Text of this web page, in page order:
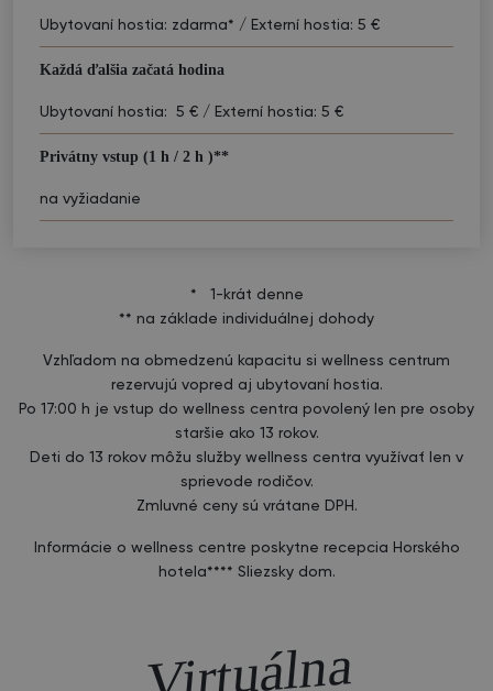
Ubytovaní hostia: zdarma* / Externí hostia: 5 €
Každá ďalšia začatá hodina
Ubytovaní hostia: 5 € / Externí hostia: 5 €
Privátny vstup (1 h / 2 h )**
na vyžiadanie
* 1-krát denne
** na základe individuálnej dohody
Vzhľadom na obmedzenú kapacitu si wellness centrum
rezervujú vopred aj ubytovaní hostia.
Po 17:00 h je vstup do wellness centra povolený len pre osoby
staršie ako 13 rokov.
Deti do 13 rokov môžu služby wellness centra využívať len v
sprievode rodičov.
Zmluvné ceny sú vrátane DPH.
Informácie o wellness centre poskytne recepcia Horského
hotela**** Sliezsky dom.
Virt
uál
na
pre
hlia
d